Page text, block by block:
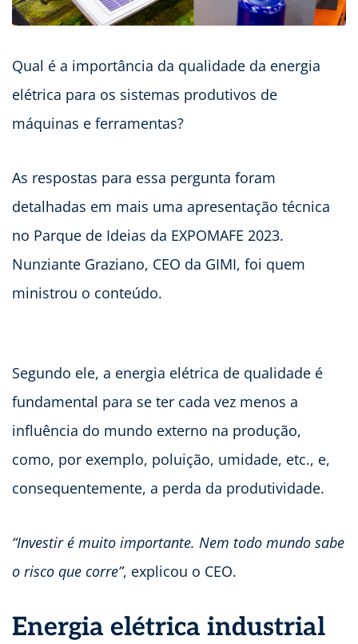
Qual é a importância da qualidade da energia
elétrica para os sistemas produtivos de
máquinas e ferramentas?
As respostas para essa pergunta foram
detalhadas em mais uma apresentação técnica
no Parque de Ideias da EXPOMAFE 2023.
Nunziante Graziano, CEO da GIMI, foi quem
ministrou o conteúdo.
Segundo ele, a energia elétrica de qualidade é
fundamental para se ter cada vez menos a
influência do mundo externo na produção,
como, por exemplo, poluição, umidade, etc., e,
consequentemente, a perda da produtividade.
“Investir é muito importante. Nem todo mundo sabe
o risco que corre”, explicou o CEO.
Energia elétrica industrial